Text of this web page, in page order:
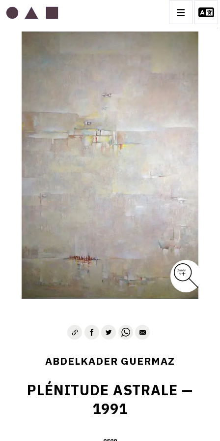
ABDELKADER GUERMAZ
BIOGRAPHIE
LA PRESSE AU SUJET DE GUERMAZ
TÉMOIGNAGES AU SUJET DE GUERMAZ
CATALOGUE DES OEUVRES
A – RÉALITÉ POÉTIQUE – 1940-1960
B – COMPOSITIONS ABSTRAITES – 1960-1968
C – SILENCE ET LUMIÈRE – 1968-1972
D – PAYSAGISME ABSTRAIT – 1970-1975
E – PAYSAGES SYMBOLIQUES – 1975-1996
DESSINS – GRAVURES – GOUACHES – AQUARELLES
CONTACT
ABDELKADER GUERMAZ
PLÉNITUDE ASTRALE —
1991